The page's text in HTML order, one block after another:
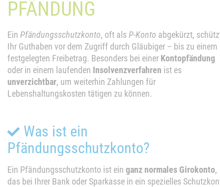
PFÄNDUNG
Ein Pfändungsschutzkonto, oft alsP-Konto abgekürzt,
Ihr Guthaben vor dem Zugriff durch Gläubiger – bis zu einem
festgelegten Freibetrag. Besonders bei einer Kontopfändung
oder in einem laufenden Insolvenzverfahren ist es
unverzichtbar, um weiterhin Zahlungen für
Lebenshaltungskosten tätigen zu können.
Was ist ein
Pfändungsschutzkonto?
Ein Pfändungsschutzkonto ist ein ganz normales Girokonto,
das bei Ihrer Bank oder Sparkasse in ein spezielles